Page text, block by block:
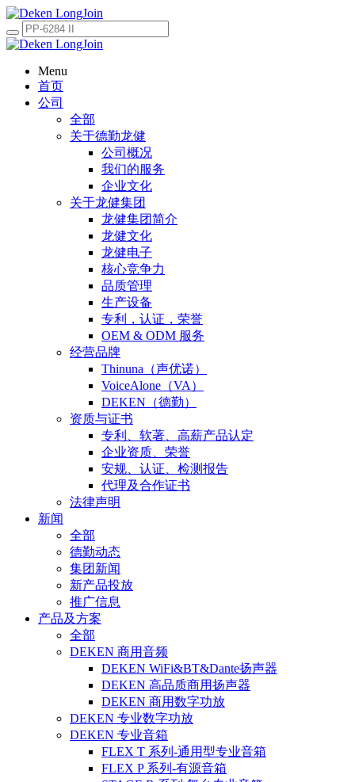
Menu
首页
公司
全部
关于德勤龙健
公司概况
我们的服务
企业文化
关于龙健集团
龙健集团简介
龙健文化
龙健电子
核心竞争力
品质管理
生产设备
专利，认证，荣誉
OEM & ODM 服务
经营品牌
Thinuna（声优诺）
VoiceAlone（VA）
DEKEN（德勤）
资质与证书
专利、软著、高薪产品认定
企业资质、荣誉
安规、认证、检测报告
代理及合作证书
法律声明
新闻
全部
德勤动态
集团新闻
新产品投放
推广信息
产品及方案
全部
DEKEN 商用音频
DEKEN WiFi&BT&Dante扬声器
DEKEN 高品质商用扬声器
DEKEN 商用数字功放
DEKEN 专业数字功放
DEKEN 专业音箱
FLEX T 系列-通用型专业音箱
FLEX P 系列-有源音箱